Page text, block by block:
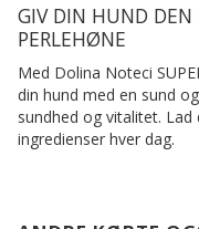
GIV DIN HUND DEN
PERLEHØNE
Med Dolina Noteci
din hund med en sund
sundhed og vitalitet.
ingredienser hver dag.